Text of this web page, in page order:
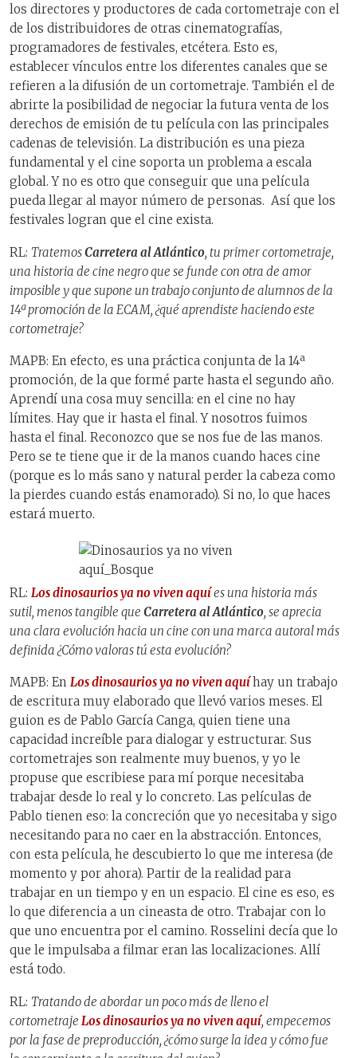
los directores y productores de cada cortometraje con el
de los distribuidores de otras cinematografías,
programadores de festivales, etcétera. Esto es,
establecer vínculos entre los diferentes canales que se
refieren a la difusión de un cortometraje. También el de
abrirte la posibilidad de negociar la futura venta de los
derechos de emisión de tu película con las principales
cadenas de televisión. La distribución es una pieza
fundamental y el cine soporta un problema a escala
global. Y no es otro que conseguir que una película
pueda llegar al mayor número de personas. Así que los
festivales logran que el cine exista.
RL: TratemosCarretera al Atlántico, tu primer cortometraje,
una historia de cine negro que se funde con otra de amor
imposible y que supone un trabajo conjunto de alumnos de la
14ª promoción de la ECAM, ¿qué aprendiste haciendo este
cortometraje?
MAPB: En efecto, es una práctica conjunta de la 14ª
promoción, de la que formé parte hasta el segundo año.
Aprendí una cosa muy sencilla: en el cine no hay
límites. Hay que ir hasta el final. Y nosotros fuimos
hasta el final. Reconozco que se nos fue de las manos.
Pero se te tiene que ir de la manos cuando haces cine
(porque es lo más sano y natural perder la cabeza como
la pierdes cuando estás enamorado). Si no, lo que haces
estará muerto.
RL: Los dinosaurios ya no viven aquíes una historia más
sutil, menos tangible que Carretera al Atlántico, se aprecia
una clara evolución hacia un cine con una marca autoral más
definida ¿Cómo valoras tú esta evolución?
MAPB: En Los dinosaurios ya no viven aquíhay un trabajo
de escritura muy elaborado que llevó varios meses. El
guion es de Pablo García Canga, quien tiene una
capacidad increíble para dialogar y estructurar. Sus
cortometrajes son realmente muy buenos, y yo le
propuse que escribiese para mí porque necesitaba
trabajar desde lo real y lo concreto. Las películas de
Pablo tienen eso: la concreción que yo necesitaba y sigo
necesitando para no caer en la abstracción. Entonces,
con esta película, he descubierto lo que me interesa (de
momento y por ahora). Partir de la realidad para
trabajar en un tiempo y en un espacio. El cine es eso, es
lo que diferencia a un cineasta de otro. Trabajar con lo
que uno encuentra por el camino. Rosselini decía que lo
que le impulsaba a filmar eran las localizaciones. Allí
está todo.
RL: Tratando de abordar un poco más de lleno el
cortometraje Los dinosaurios ya no viven aquí, empecemos
por la fase de preproducción, ¿cómo surge la idea y cómo fue